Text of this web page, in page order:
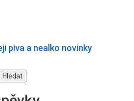
piva a nealko novinky
Hledat